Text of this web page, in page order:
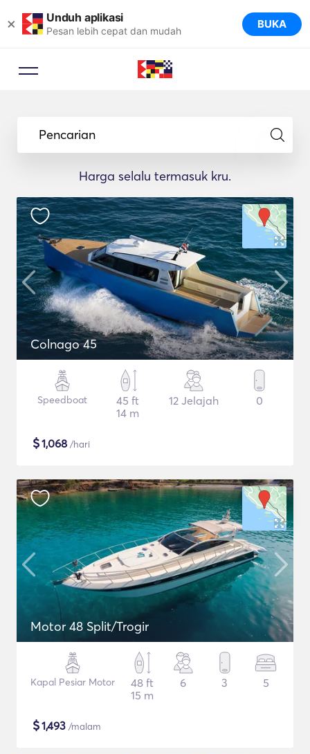
× Unduh aplikasi
Pesan lebih cepat dan mudah BUKA
Pencarian
Harga selalu termasuk kru.
Colnago 45
Speedboat
45 ft
14 m
12 Jelajah 0
$1,068 /hari
Motor 48 Split/Trogir
Kapal Pesiar Motor
48 ft
15 m
6 3 5
$1,493 /malam